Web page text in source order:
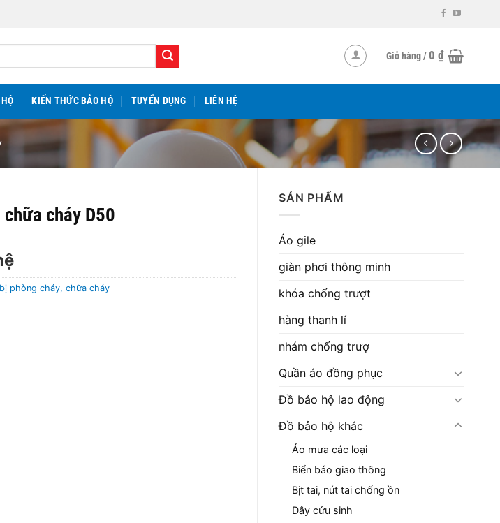
Giỏ hàng /0 ₫
KIẾN THỨC BẢO HỘ TUYỂN DỤNG LIÊN HỆ
SẢN PHẨM
Áo gile
giàn phơi thông minh
khóa chống trượt
hàng thanh lí
nhám chống trượ
Quần áo đồng phục
Đồ bảo hộ lao động
Đồ bảo hộ khác
Áo mưa các loại
Biển báo giao thông
Bịt tai, nút tai chống ồn
Dây cứu sinh
chữa cháy D50
phòng cháy, chữa cháy